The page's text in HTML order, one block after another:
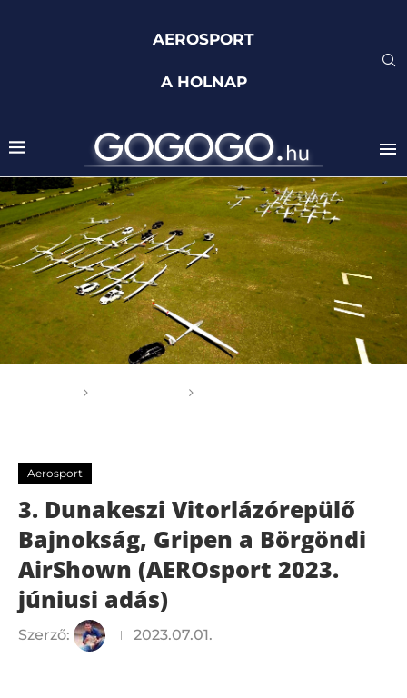
AEROSPORT
A HOLNAP
Aerosport
3. Dunakeszi Vitorlázórepülő
Bajnokság, Gripen a Börgöndi
AirShown (AEROsport 2023.
júniusi adás)
Szerző: 2023.07.01.